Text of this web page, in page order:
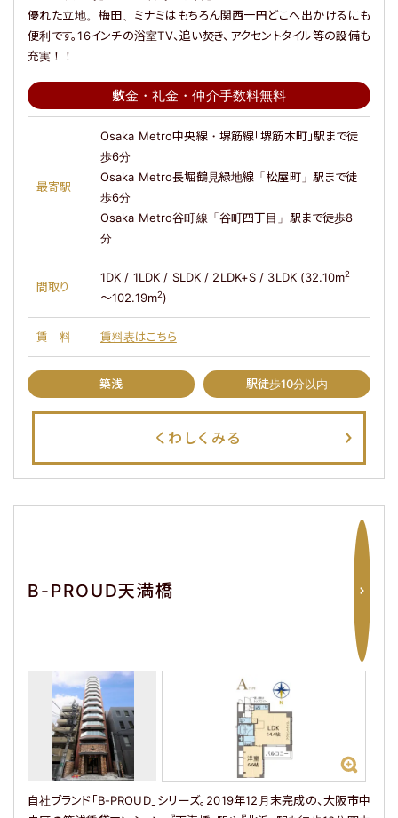
1分で入力完了！
【入居を希望のお客様】
9時～18時
0120-990-374
【入居者様専用ダイヤル】
年中無休
0800-080-
3050
プライバシーポリシー
FOLLOW US
優れた立地。梅田、ミナミはもちろん関西一円どこへ出かけるにも
便利です。16インチの浴室TV、追い焚き、アクセントタイル等の設備も
充実！！
敷金・礼金・仲介手数料無料
最寄駅
Osaka Metro中央線・堺筋線「堺筋本町」駅まで徒
歩6分
Osaka Metro長堀鶴見緑地線「松屋町」駅まで徒
歩6分
Osaka Metro谷町線「谷町四丁目」駅まで徒歩8
分
間取り
1DK / 1LDK / SLDK / 2LDK+S / 3LDK (32.10m2
～102.19m2)
賃料 賃料表はこちら
築浅 駅徒歩10分以内
くわしくみる
B-PROUD天満橋
自社ブランド「B-PROUD」シリーズ。2019年12月末完成の、大阪市中